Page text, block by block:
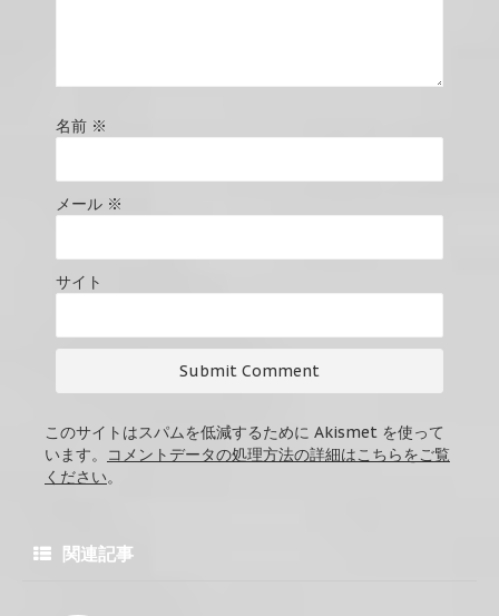
名前 ※
メール ※
サイト
このサイトはスパムを低減するために Akismet を使って
います。
コメントデータの処理方法の詳細はこちらをご覧
ください。
関連記事